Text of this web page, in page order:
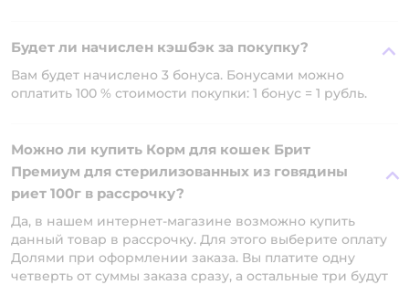
Будет ли начислен кэшбэк за покупку?
Вам будет начислено 3 бонуса. Бонусами можно
оплатить 100 % стоимости покупки: 1 бонус = 1 рубль.
Можно ли купить Корм для кошек Брит
Премиум для стерилизованных из говядины
риет 100г в рассрочку?
Да, в нашем интернет-магазине возможно купить
данный товар в рассрочку. Для этого выберите оплату
Долями при оформлении заказа. Вы платите одну
четверть от суммы заказа сразу, а остальные три будут